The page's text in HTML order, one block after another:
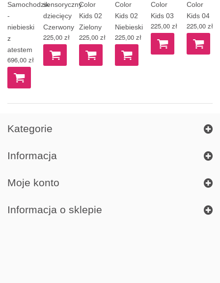
Samochodzik
-
niebieski
z
atestem
696,00 zł
sensoryczny
dziecięcy
Czerwony
225,00 zł
Color
Kids 02
Zielony
225,00 zł
Color
Kids 02
Niebieski
225,00 zł
Color
Kids 03
225,00 zł
Color
Kids 04
225,00 zł
Kategorie
Informacja
Moje konto
Informacja o sklepie